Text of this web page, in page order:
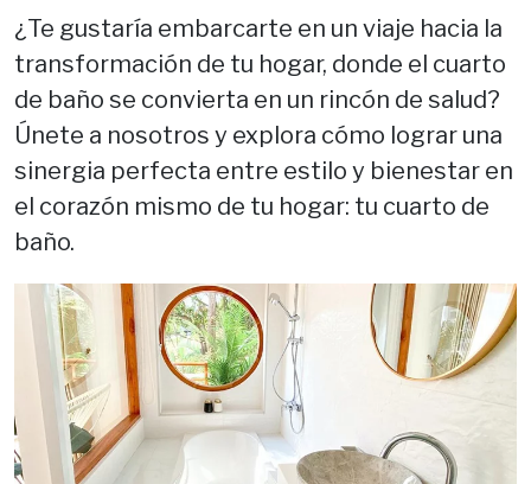
¿Te gustaría embarcarte en un viaje hacia la
transformación de tu hogar, donde el cuarto
de baño se convierta en un rincón de salud?
Únete a nosotros y explora cómo lograr una
sinergia perfecta entre estilo y bienestar en
el corazón mismo de tu hogar: tu cuarto de
baño.